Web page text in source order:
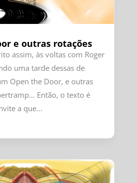
e outras rotações
assim, às voltas com Roger
uma tarde dessas de
Open the Door, e outras
Então, o texto é
a que...